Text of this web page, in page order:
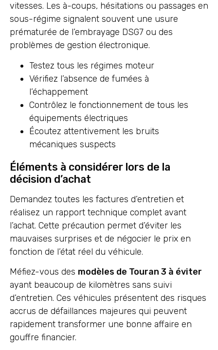
vitesses. Les à-coups, hésitations ou passages en
sous-régime signalent souvent une usure
prématurée de l’embrayage DSG7 ou des
problèmes de gestion électronique.
Testez tous les régimes moteur
Vérifiez l’absence de fumées à
l’échappement
Contrôlez le fonctionnement de tous les
équipements électriques
Écoutez attentivement les bruits
mécaniques suspects
Éléments à considérer lors de la
décision d’achat
Demandez toutes les factures d’entretien et
réalisez un rapport technique complet avant
l’achat. Cette précaution permet d’éviter les
mauvaises surprises et de négocier le prix en
fonction de l’état réel du véhicule.
Méfiez-vous des modèles de Touran 3 à éviter
ayant beaucoup de kilomètres sans suivi
d’entretien. Ces véhicules présentent des risques
accrus de défaillances majeures qui peuvent
rapidement transformer une bonne affaire en
gouffre financier.